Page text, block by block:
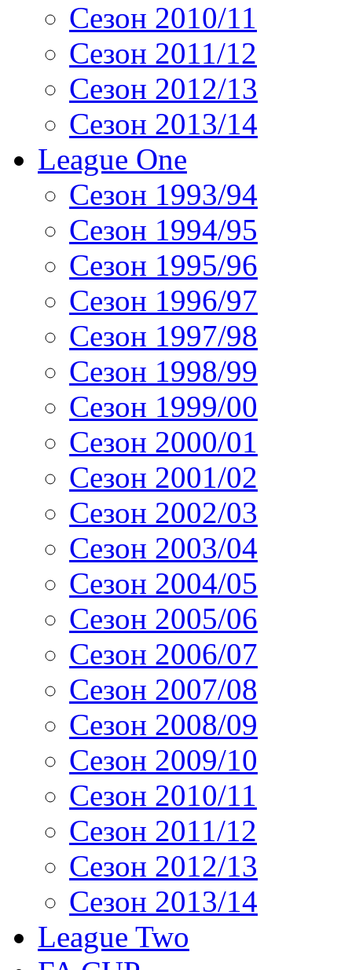
Сезон 2010/11
Сезон 2011/12
Сезон 2012/13
Сезон 2013/14
League One
Сезон 1993/94
Сезон 1994/95
Сезон 1995/96
Сезон 1996/97
Сезон 1997/98
Сезон 1998/99
Сезон 1999/00
Сезон 2000/01
Сезон 2001/02
Сезон 2002/03
Сезон 2003/04
Сезон 2004/05
Сезон 2005/06
Сезон 2006/07
Сезон 2007/08
Сезон 2008/09
Сезон 2009/10
Сезон 2010/11
Сезон 2011/12
Сезон 2012/13
Сезон 2013/14
League Two